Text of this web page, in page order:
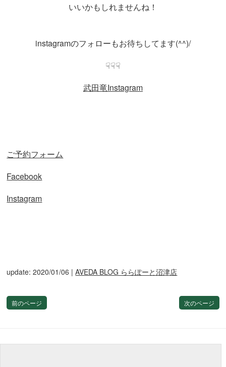
いいかもしれませんね！
instagramのフォローもお待ちしてます(^^)/
☟☟☟
武田竜Instagram
ご予約フォーム
Facebook
Instagram
update: 2020/01/06 |AVEDA BLOG ららぽーと沼津店
前のページ 次のページ